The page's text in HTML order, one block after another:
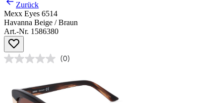
Zurück
Mexx Eyes 6514
Havanna Beige / Braun
Art.-Nr. 1586380
(0)